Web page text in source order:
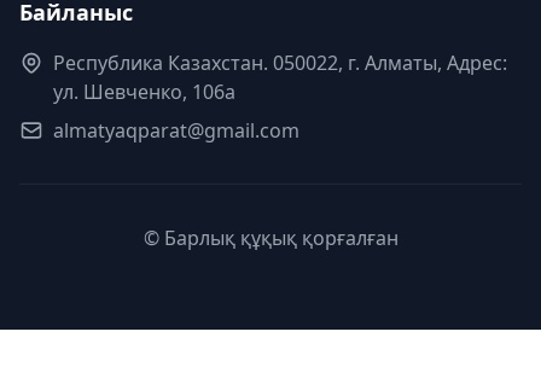
Байланыс
Республика Казахстан. 050022, г. Алматы, Адрес:
ул. Шевченко, 106а
almatyaqparat@gmail.com
© Барлық құқық қорғалған